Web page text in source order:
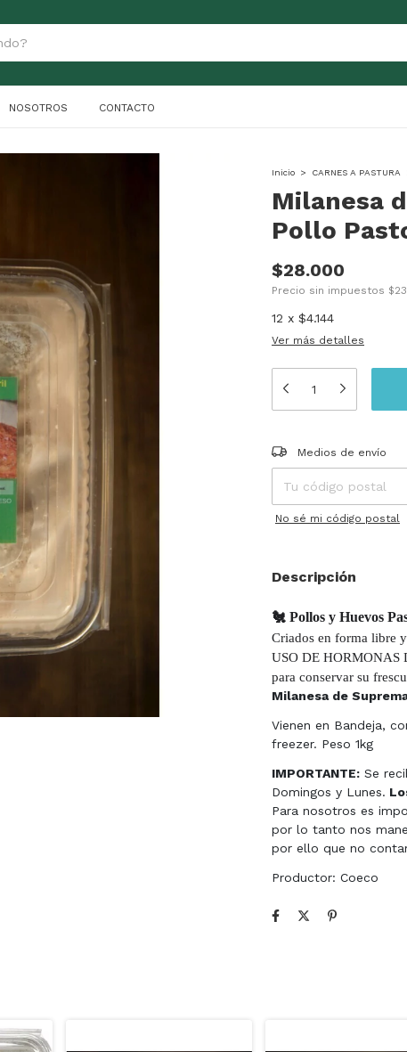
NOSOTROS CONTACTO
Inicio > CARNES A PASTURA
Milanesa
Pollo
$28.000
Precio sin impuestos
12 x $4.144
Ver más detalles
Entregas para el CP:
Medios de envío
No sé mi código postal
Descripción
🐔 Pollos y Huevos
Criados en forma libre
USO DE HORMONAS
para conservar su
Milanesa de
Vienen en Bandeja,
freezer. Peso 1kg
IMPORTANTE: Se
Domingos y Lunes.
Para nosotros es
por lo tanto nos
por ello que no
Productor: Coeco